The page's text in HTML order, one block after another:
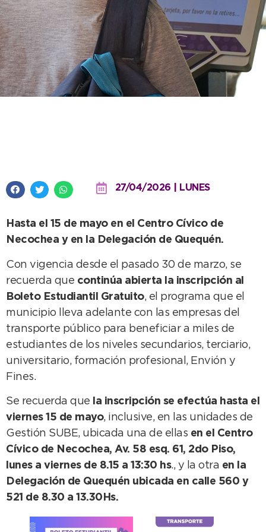
27/04/2026 | LUNES
Hasta el 15 de mayo en el Centro Cívico de
Necochea y en la Delegación de Quequén.
Con vigencia desde el pasado 30 de marzo, se
recuerda que continúa abierta la inscripción al
Boleto Estudiantil Gratuito, el programa que el
municipio lleva adelante con las empresas del
transporte público para beneficiar a miles de
estudiantes de los niveles secundarios, terciario,
universitario, formación profesional, Envión y
Fines.
Se recuerda que
la inscripción se efectúa hasta el
viernes 15 de mayo, inclusive, en las unidades de
Gestión SUBE, ubicada una de ellas en el Centro
Cívico de Necochea, Av. 58 esq. 61, 2do Piso,
lunes a viernes de 8.15 a 13:30 hs., y la otra en la
Delegación de Quequén ubicada en calle 560 y
521 de 8.30 a 13.30Hs.